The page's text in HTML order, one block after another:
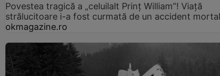
Povestea tragică a „celuilalt Prinț William”! Viață
strălucitoare i-a fost curmată de un accident mortal
okmagazine.ro